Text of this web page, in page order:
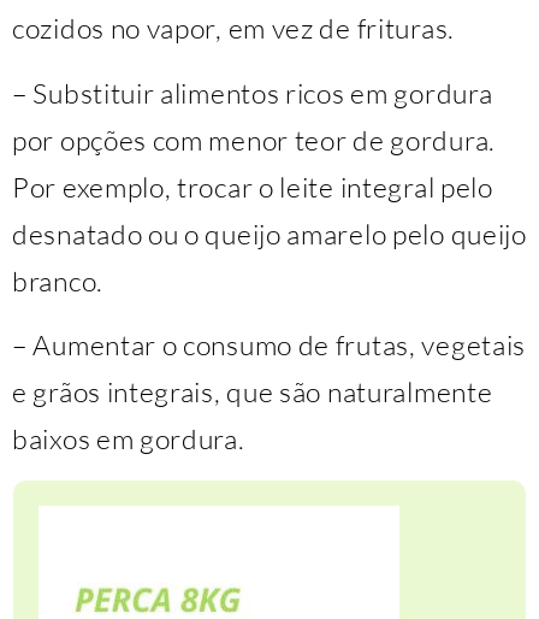
cozidos no vapor, em vez de frituras.
– Substituir alimentos ricos em gordura
por opções com menor teor de gordura.
Por exemplo, trocar o leite integral pelo
desnatado ou o queijo amarelo pelo queijo
branco.
– Aumentar o consumo de frutas, vegetais
e grãos integrais, que são naturalmente
baixos em gordura.